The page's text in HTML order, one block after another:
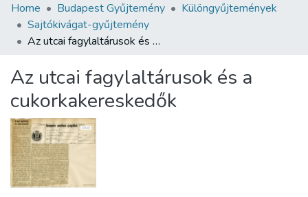
Communities & Collections
All of DSpace
About us
Home Budapest Gyűjtemény
Különgyűjtemények
Sajtókivágat-gyűjtemény
Az utcai fagylaltárusok és a cukorkakereskedők
Az utcai fagylaltárusok és a
cukorkakereskedők